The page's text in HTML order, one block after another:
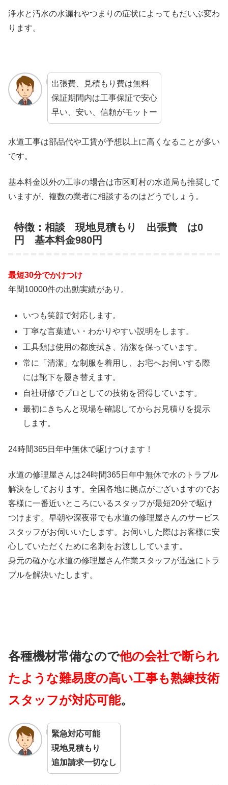
浄水と汚水の水漏れやつまりの症状によってもだいぶ変わ
ります。
出張費、見積もり費は無料
保証期間内は工事保証で安心
早い、安い、信頼がモットー
水道工事は部品代や工賃が予想以上に高くなることが多い
です。
基本料金以外の工事の場合は市区町村の水道局も推奨して
いますが、複数の業者に相談するのはどうでしょう。
特徴：相談 現地見積もり 出張費 は0
円 基本料金980円
最短30分でかけつけ
年間10000件の出動実績があり。
いつも笑顔で対応します。
丁寧な言葉遣い・わかりやすい説明をします。
工具類は使用の都度拭き、清潔を保っています。
常に「清潔」な制服を着用し、お宅へお伺いする際
には靴下を履き替えます。
自社研修でプロとしての技術を習得しています。
最初にきちんと現場を確認してからお見積りを提示
します。
24時間365日 年中無休で駆けつけます！
水道の修理屋さんは24時間365日年中無休で水のトラブル
解決をしております。全国各地に拠点がございますのでお
客様に一番近いところにいるスタッフが最短20分で駆け
つけます。早朝や深夜帯でも水道の修理屋さんのサービス
スタッフがお伺いいたします。お伺いした際はお客様に安
心していただくために名刺をお渡ししています。
身元の確かな水道の修理屋さん作業スタッフが迅速にトラ
ブルを解決いたします。
各種機材常備なので他の会社で断られ
たような難易度の高い工事も熟練技術
スタッフが対応可能。
緊急対応可能
現地見積もり
追加請求一切なし